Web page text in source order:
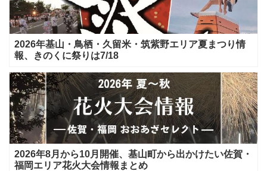
2026年基山・鳥栖・久留米・筑紫野エリア夏まつり情
報、きのくに祭りは7/18
2026年8月から10月開催、基山町から出かけたい佐賀・
福岡エリア花火大会情報まとめ